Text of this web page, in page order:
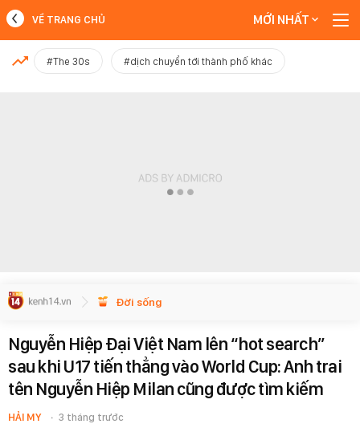
MỚI NHẤT
VỀ TRANG CHỦ MỚI NHẤT
#The 30s #dịch chuyển tới thành phố khác
Đời sống
Nguyễn Hiệp Đại Việt Nam lên “hot search”
sau khi U17 tiến thẳng vào World Cup: Anh trai
tên Nguyễn Hiệp Milan cũng được tìm kiếm
HẢI MY 3 tháng trước